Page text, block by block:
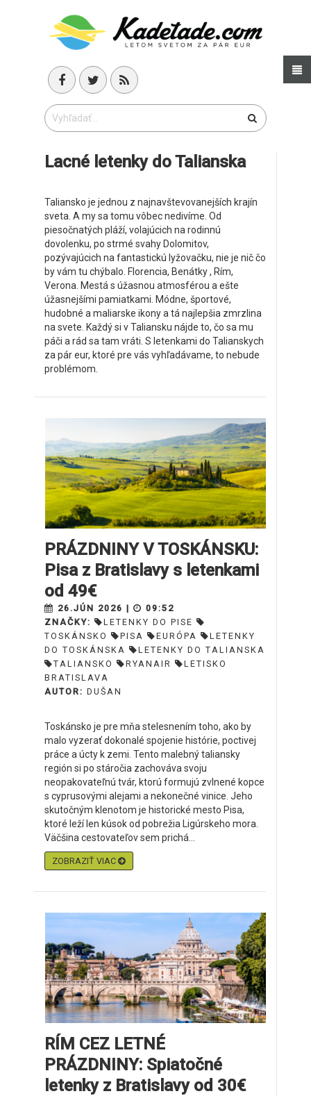
Lacné letenky do Talianska
Taliansko je jednou z najnavštevovanejších krajín
sveta. A my sa tomu vôbec nedivíme. Od
piesočnatých pláží, volajúcich na rodinnú
dovolenku, po strmé svahy Dolomitov,
pozývajúcich na fantastickú lyžovačku, nie je nič čo
by vám tu chýbalo. Florencia, Benátky , Rím,
Verona. Mestá s úžasnou atmosférou a ešte
úžasnejšími pamiatkami. Módne, športové,
hudobné a maliarske ikony a tá najlepšia zmrzlina
na svete. Každý si v Taliansku nájde to, čo sa mu
páči a rád sa tam vráti. S letenkami do Talianskych
za pár eur, ktoré pre vás vyhľadávame, to nebude
problémom.
PRÁZDNINY V TOSKÁNSKU:
Pisa z Bratislavy s letenkami
od 49€
26.JÚN 2026 |
09:52
ZNAČKY:
LETENKY DO PISE
TOSKÁNSKO
PISA EURÓPA
LETENKY
DO TOSKÁNSKA
LETENKY DO TALIANSKA
TALIANSKO
RYANAIR
LETISKO
BRATISLAVA
AUTOR: DUŠAN
Toskánsko je pre mňa stelesnením toho, ako by
malo vyzerať dokonalé spojenie histórie, poctivej
práce a úcty k zemi. Tento malebný taliansky
región si po stáročia zachováva svoju
neopakovateľnú tvár, ktorú formujú zvlnené kopce
s cyprusovými alejami a nekonečné vinice. Jeho
skutočným klenotom je historické mesto Pisa,
ktoré leží len kúsok od pobrežia Ligúrskeho mora.
Väčšina cestovateľov sem prichá...
ZOBRAZIŤ VIAC
RÍM CEZ LETNÉ
PRÁZDNINY: Spiatočné
letenky z Bratislavy od 30€